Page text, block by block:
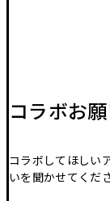
コラボお
コラボしてほしい
いを聞かせてくだ